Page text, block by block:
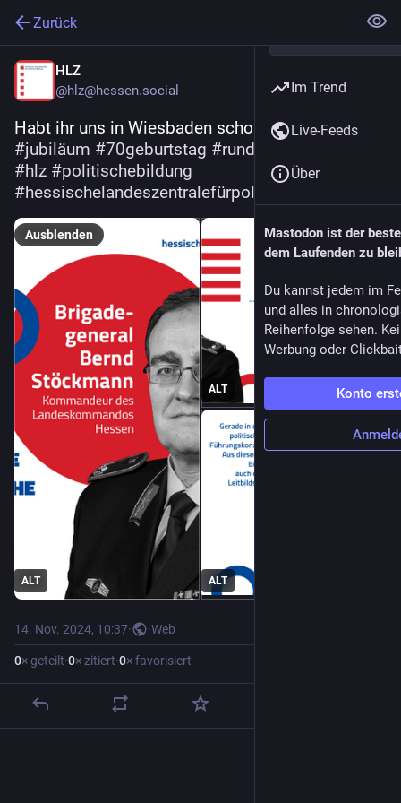
Zurück
HLZ
@hlz@hessen.social
#jubiläum #70geburtstag #rundergeburtstag
#hlz #politischebildung
#hessischelandeszentralefürpolitischebildung
ALT
ALT
ALT
Ausblenden
14. Nov. 2024, 10:37· ·Web
0× geteilt·0× zitiert·0× favorisiert
Im Trend
Live-Feeds
Über
Mastodon ist der
dem Laufenden zu
Du kannst jedem im
und alles in
Reihenfolge sehen.
Werbung oder
Konto